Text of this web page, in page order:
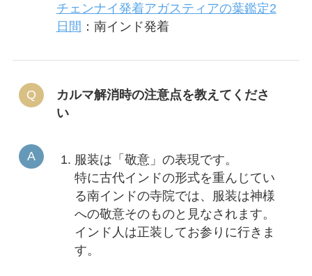
チェンナイ発着アガスティアの葉鑑定2
日間 ：南インド発着
カルマ解消時の注意点を教えてくださ
い
服装は「敬意」の表現です。
特に古代インドの形式を重んじてい
る南インドの寺院では、服装は神様
への敬意そのものと見なされます。
インド人は正装してお参りに行きま
す。